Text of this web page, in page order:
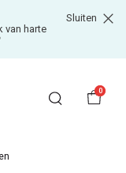
van harte
Sluiten
0